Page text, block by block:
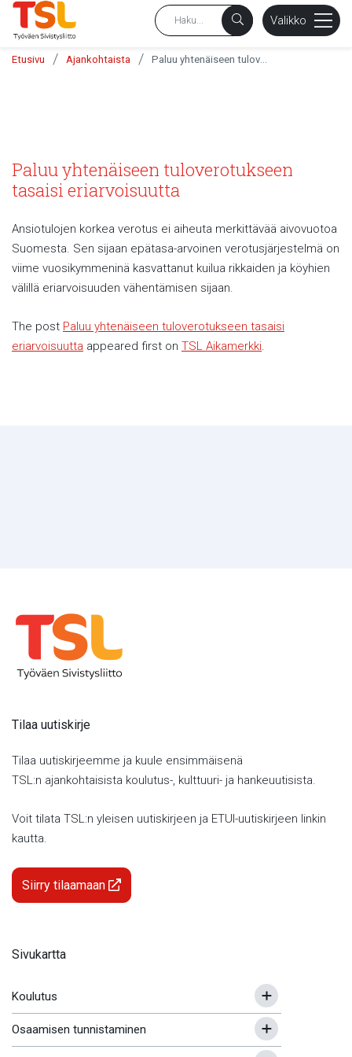
Valikko
Etusivu / Ajankohtaista /
Paluu yhtenäiseen tuloverotukseen
tasaisi eriarvoisuutta
Ansiotulojen korkea verotus ei aiheuta merkittävää aivovuotoa
Suomesta. Sen sijaan epätasa-arvoinen verotusjärjestelmä on
viime vuosikymmeninä kasvattanut kuilua rikkaiden ja köyhien
välillä eriarvoisuuden vähentämisen sijaan.
The post Paluu yhtenäiseen tuloverotukseen tasaisi
eriarvoisuutta appeared first on TSL Aikamerkki.
Tilaa uutiskirje
Tilaa uutiskirjeemme ja kuule ensimmäisenä
TSL:n ajankohtaisista koulutus-, kulttuuri- ja hankeuutisista.
Voit tilata TSL:n yleisen uutiskirjeen ja ETUI-uutiskirjeen linkin
kautta.
Siirry tilaamaan
Sivukartta
Koulutus
Osaamisen tunnistaminen